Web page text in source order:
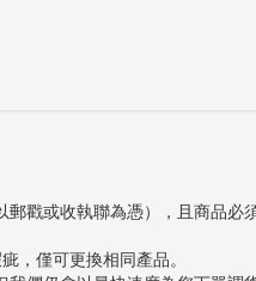
戳或收執聯為憑），且商品必
，僅可更換相同產品。